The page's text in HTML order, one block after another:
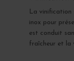
La vinification
inox pour
est conduit
fraîcheur et la